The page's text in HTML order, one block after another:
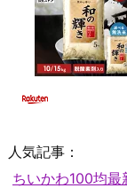
人気記事：
ちいかわ100均